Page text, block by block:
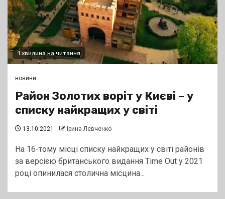
1 хвилина на читання
новини
Район Золотих воріт у Києві – у
списку найкращих у світі
13.10.2021 Ірина Левченко
На 16-тому місці списку найкращих у світі районів
за версією британського видання Time Out у 2021
році опинилася столична місцина...